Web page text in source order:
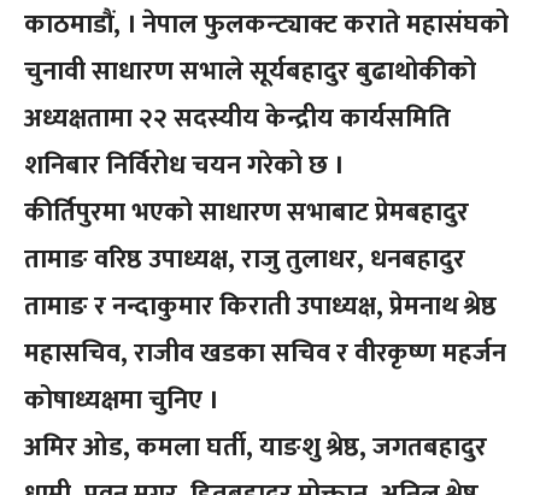
काठमाडौं, । नेपाल फुलकन्ट्याक्ट कराते महासंघको
चुनावी साधारण सभाले सूर्यबहादुर बुढाथोकीको
अध्यक्षतामा २२ सदस्यीय केन्द्रीय कार्यसमिति
शनिबार निर्विरोध चयन गरेको छ ।
कीर्तिपुरमा भएको साधारण सभाबाट प्रेमबहादुर
तामाङ वरिष्ठ उपाध्यक्ष, राजु तुलाधर, धनबहादुर
तामाङ र नन्दाकुमार किराती उपाध्यक्ष, प्रेमनाथ श्रेष्ठ
महासचिव, राजीव खडका सचिव र वीरकृष्ण महर्जन
कोषाध्यक्षमा चुनिए ।
अमिर ओड, कमला घर्ती, याङशु श्रेष्ठ, जगतबहादुर